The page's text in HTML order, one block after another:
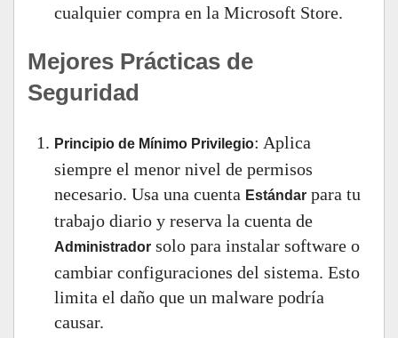
cualquier compra en la Microsoft Store.
Mejores Prácticas de
Seguridad
Principio de Mínimo Privilegio: Aplica
siempre el menor nivel de permisos
necesario. Usa una cuenta Estándar para tu
trabajo diario y reserva la cuenta de
Administrador solo para instalar software o
cambiar configuraciones del sistema. Esto
limita el daño que un malware podría
causar.